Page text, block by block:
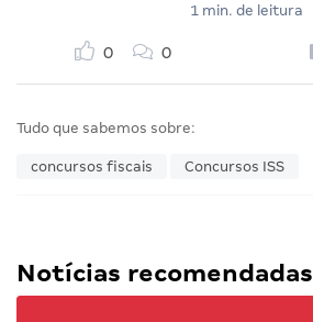
1 min. de leitura
0 0
Tudo que sabemos sobre:
concursos fiscais Concursos ISS
Notícias recomendadas